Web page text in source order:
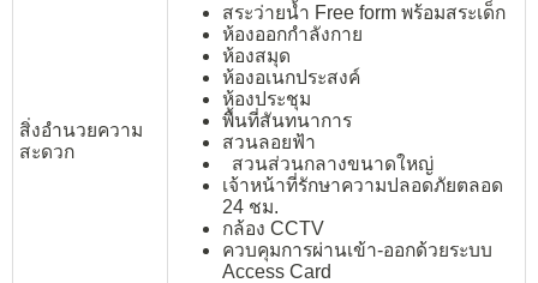
สิ่งอำนวยความ
สะดวก
สระว่ายน้ำ Free form พร้อมสระเด็ก
ห้องออกกำลังกาย
ห้องสมุด
ห้องอเนกประสงค์
ห้องประชุม
พื้นที่สันทนาการ
สวนลอยฟ้า
สวนส่วนกลางขนาดใหญ่
เจ้าหน้าที่รักษาความปลอดภัยตลอด
24 ชม.
กล้อง CCTV
ควบคุมการผ่านเข้า-ออกด้วยระบบ
Access Card